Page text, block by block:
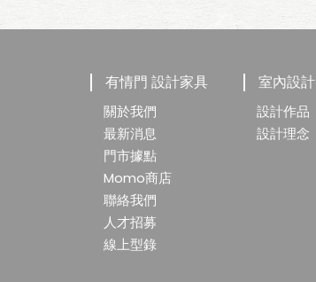
有情門 設計家具
關於我們
最新消息
門市據點
Momo商店
聯絡我們
人才招募
線上型錄
室內設計
設計作品
設計理念